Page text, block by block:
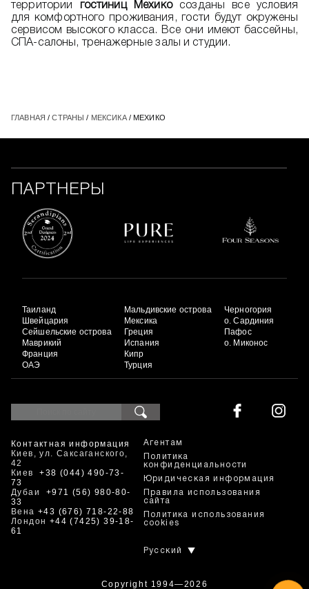
территории
гостиниц Мехикосозданы все условия
для комфортного проживания, гости будут окружены
сервисом высокого класса. Все они имеют бассейны,
СПА-салоны, тренажерные залы и студии.
ГЛАВНАЯ /СТРАНЫ / МЕКСИКА/ МЕХИКО
ПАРТНЕРЫ
Таиланд
Швейцария
Сейшельские острова
Маврикий
Франция
ОАЭ
Мальдивские острова
Мексика
Греция
Испания
Кипр
Турция
Черногория
о. Сардиния
Пафос
о. Миконос
Контактная информация
Киев, ул. Саксаганского,
42
Киев+38 (044) 490-73-
73
Дубаи +971 (56) 980-80-
33
Вена +43 (676) 718-22-88
Лондон +44 (7425) 39-18-
61
Агентам
Политика
конфиденциальности
Юридическая информация
Правила использования
сайта
Политика использования
cookies
Русский
Copyright 1994—2026